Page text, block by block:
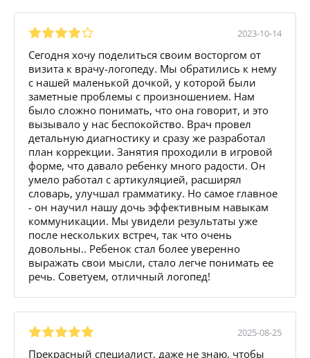
2023-10-14
Сегодня хочу поделиться своим восторгом от
визита к врачу-логопеду. Мы обратились к нему
с нашей маленькой дочкой, у которой были
заметные проблемы с произношением. Нам
было сложно понимать, что она говорит, и это
вызывало у нас беспокойство. Врач провел
детальную диагностику и сразу же разработал
план коррекции. Занятия проходили в игровой
форме, что давало ребенку много радости. Он
умело работал с артикуляцией, расширял
словарь, улучшал грамматику. Но самое главное
- он научил нашу дочь эффективным навыкам
коммуникации. Мы увидели результаты уже
после нескольких встреч, так что очень
довольны.. Ребенок стал более уверенно
выражать свои мысли, стало легче понимать ее
речь. Советуем, отличный логопед!
2025-08-25
Прекрасный специалист, даже не знаю, чтобы